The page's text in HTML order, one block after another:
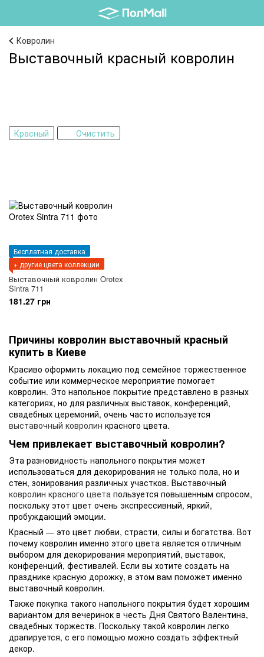
Ковролин
Выставочный красный ковролин
Красный Очистить
Бесплатная доставка
+ другие цвета коллекции
Выставочный ковролин Orotex
Sintra 711
181.27 грн
Причины ковролин выставочный красный
купить в Киеве
Красиво оформить локацию под семейное торжественное
событие или коммерческое мероприятие помогает
ковролин. Это напольное покрытие представлено в разных
категориях, но для различных выставок, конференций,
свадебных церемоний, очень часто используется
выставочный ковролин красного цвета.
Чем привлекает выставочный ковролин?
Эта разновидность напольного покрытия может
использоваться для декорирования не только пола, но и
стен, зонирования различных участков. Выставочный
ковролин красного цвета пользуется повышенным спросом,
поскольку этот цвет очень экспрессивный, яркий,
пробуждающий эмоции.
Красный — это цвет любви, страсти, силы и богатства. Вот
почему ковролин именно этого цвета является отличным
выбором для декорирования мероприятий, выставок,
конференций, фестивалей. Если вы хотите создать на
празднике красную дорожку, в этом вам поможет именно
выставочный ковролин.
Также покупка такого напольного покрытия будет хорошим
вариантом для вечеринок в честь Дня Святого Валентина,
свадебных торжеств. Поскольку такой ковролин легко
драпируется, с его помощью можно создать эффектный
декор.